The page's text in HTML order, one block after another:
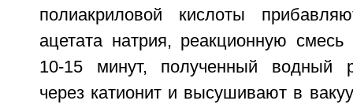
полиакриловой кислоты
ацетата натрия, реакционную
10-15 минут, полученный водный
через катионит и высушивают в